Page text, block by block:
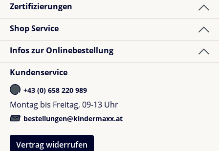
Zertifizierungen
Shop Service
Infos zur Onlinebestellung
Kundenservice
+43 (0) 658 220 989
Montag bis Freitag, 09-13 Uhr
bestellungen@kindermaxx.at
Vertrag widerrufen